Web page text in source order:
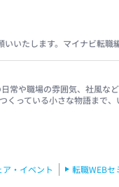
いたします。マイナビ転職
常や職場の雰囲気、社風な
っている小さな物語まで、
・イベント
転職WEBセ